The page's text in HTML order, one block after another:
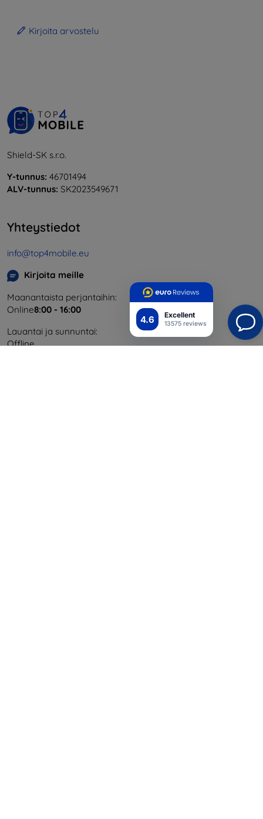
4.6 Excellent
13575 reviews
Kirjoita arvostelu
Shield-SK s.r.o.
Y-tunnus: 46701494
ALV-tunnus: SK2023549671
Yhteystiedot
info@top4mobile.eu
Kirjoita meille
Maanantaista perjantaihin:
Online8:00 - 16:00
Lauantai ja sunnuntai:
Offline